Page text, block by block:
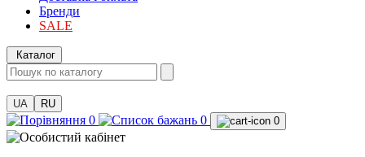
Бренди
SALE
Каталог
UA RU
0 0 0